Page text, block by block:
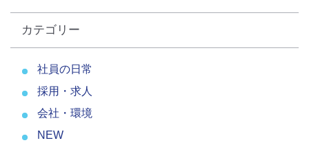
カテゴリー
社員の日常
採用・求人
会社・環境
NEW